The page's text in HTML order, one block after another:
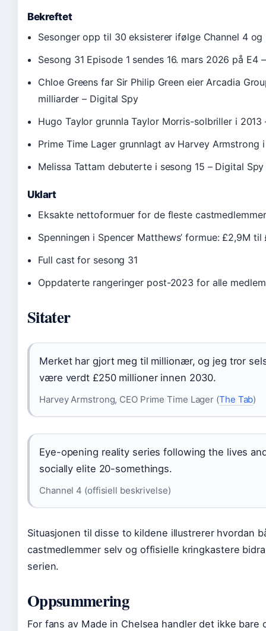
Bekreftet
Sesonger opp til 30 eksisterer ifølge Channel 4 og
Sesong 31 Episode 1 sendes 16. mars 2026 på E4
Chloe Greens far Sir Philip Green eier Arcadia
milliarder – Digital Spy
Hugo Taylor grunnla Taylor Morris-solbriller i 2013
Prime Time Lager grunnlagt av Harvey Armstrong
Melissa Tattam debuterte i sesong 15 – Digital Spy
Uklart
Eksakte nettoformuer for de fleste castmedlemmer
Spenningen i Spencer Matthews’ formue: £2,9M til
Full cast for sesong 31
Oppdaterte rangeringer post-2023 for alle
Sitater
Merket har gjort meg til millionær, og jeg tror
være verdt £250 millioner innen 2030.
Harvey Armstrong, CEO Prime Time Lager (The Tab)
Eye-opening reality series following the lives
socially elite 20-somethings.
Channel 4 (offisiell beskrivelse)
Situasjonen til disse to kildene illustrerer hvordan
castmedlemmer selv og offisielle kringkastere
serien.
Oppsummering
For fans av Made in Chelsea handler det ikke bare